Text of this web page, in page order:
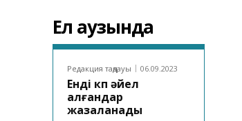
Ел аузында
Редакция таңдауы 06.09.2023
Енді көп әйел
алғандар
жазаланады